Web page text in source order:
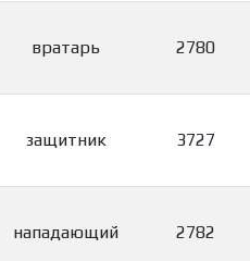
вратарь 2780
защитник 3727
нападающий 2782